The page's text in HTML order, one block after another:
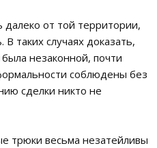
от той территории,
В таких случаях доказать,
незаконной, почти
соблюдены без
сделки никто не
трюки весьма незатейливы